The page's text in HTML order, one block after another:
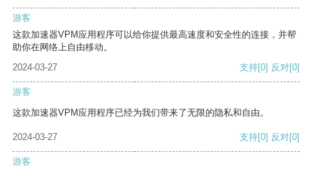
游客
这款加速器VPM应用程序可以给你提供最高速度和安全性的连接，并帮
助你在网络上自由移动。
2024-03-27
支持[0] 反对[0]
游客
这款加速器VPM应用程序已经为我们带来了无限的隐私和自由。
2024-03-27 支持[0] 反对[0]
游客